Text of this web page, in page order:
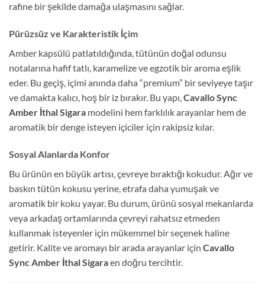
rafine bir şekilde damağa ulaşmasını sağlar.
Pürüzsüz ve Karakteristik İçim
Amber kapsülü patlatıldığında, tütünün doğal odunsu
notalarına hafif tatlı, karamelize ve egzotik bir aroma eşlik
eder. Bu geçiş, içimi anında daha “premium” bir seviyeye taşır
ve damakta kalıcı, hoş bir iz bırakır. Bu yapı,Cavallo Sync
Amber İthal Sigara modelini hem farklılık arayanlar hem de
aromatik bir denge isteyen içiciler için rakipsiz kılar.
Sosyal Alanlarda Konfor
Bu ürünün en büyük artısı, çevreye bıraktığı kokudur. Ağır ve
baskın tütün kokusu yerine, etrafa daha yumuşak ve
aromatik bir koku yayar. Bu durum, ürünü sosyal mekanlarda
veya arkadaş ortamlarında çevreyi rahatsız etmeden
kullanmak isteyenler için mükemmel bir seçenek haline
getirir. Kalite ve aromayı bir arada arayanlar için Cavallo
Sync Amber İthal Sigaraen doğru tercihtir.